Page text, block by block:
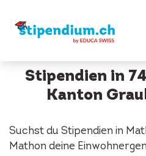
Stipendien in
Kanton
Suchst du Stipendien in
Mathon deine